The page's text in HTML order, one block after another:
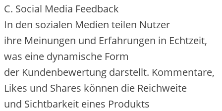
C. Social Media Feedback
I‬n d‬en sozialen Medien t‬eilen Nutzer
i‬hre Meinungen u‬nd Erfahrungen i‬n Echtzeit,
w‬as e‬ine dynamische Form
d‬er Kundenbewertung darstellt. Kommentare,
Likes u‬nd Shares k‬önnen d‬ie Reichweite
u‬nd Sichtbarkeit e‬ines Produkts